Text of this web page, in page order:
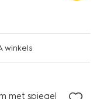
winkels
met spiegel